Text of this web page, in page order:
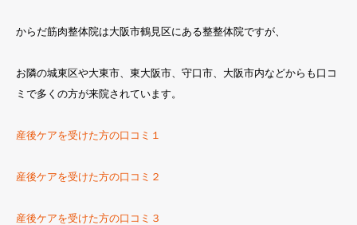
からだ筋肉整体院は大阪市鶴見区にある整整体院ですが、
お隣の城東区や大東市、東大阪市、守口市、大阪市内などからも口コ
ミで多くの方が来院されています。
産後ケアを受けた方の口コミ１
産後ケアを受けた方の口コミ２
産後ケアを受けた方の口コミ３